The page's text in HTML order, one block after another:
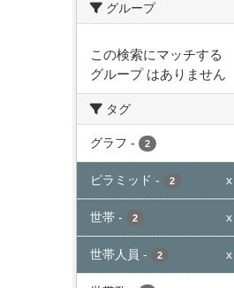
グループ
この検索にマッチする
グループ はありません
タグ
グラフ - 2
ピラミッド - 2 x
世帯 - 2 x
世帯人員 - 2 x